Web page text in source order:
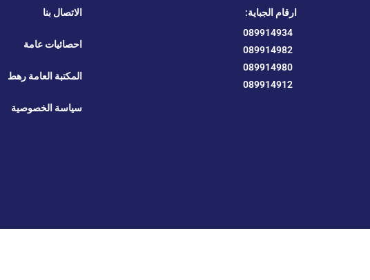
ارقام الجباية:
089914934
089914982
089914980
089914912
الاتصال بنا
احصائيات عامة
المكتبة العامة رهط
سياسة الخصوصية